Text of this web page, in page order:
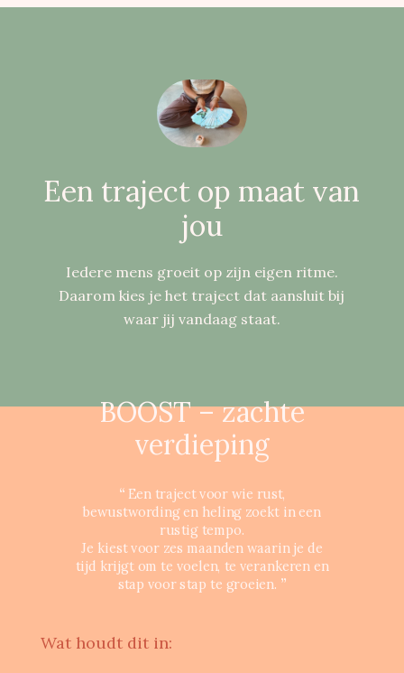
Een traject op maat van
jou
Iedere mens groeit op zijn eigen ritme.
Daarom kies je het traject dat aansluit bij
waar jij vandaag staat.
“Een traject voor wie rust,
bewustwording en heling zoekt in een
rustig tempo.
Je kiest voor zes maanden waarin je de
tijd krijgt om te voelen, te verankeren en
stap voor stap te groeien. ”
BOOST – zachte
verdieping
Wat houdt dit in: